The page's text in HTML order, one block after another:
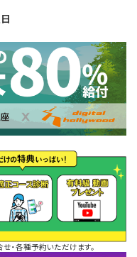
・各種予約いただけます。